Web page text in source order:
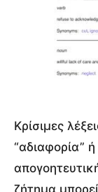
Κρίσιμες
“αδιαφορία”